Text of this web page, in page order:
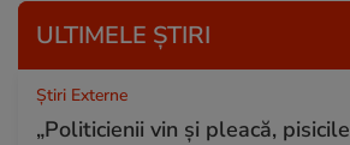
ULTIMELE ȘTIRI
Știri Externe
„Politicienii vin și pleacă,